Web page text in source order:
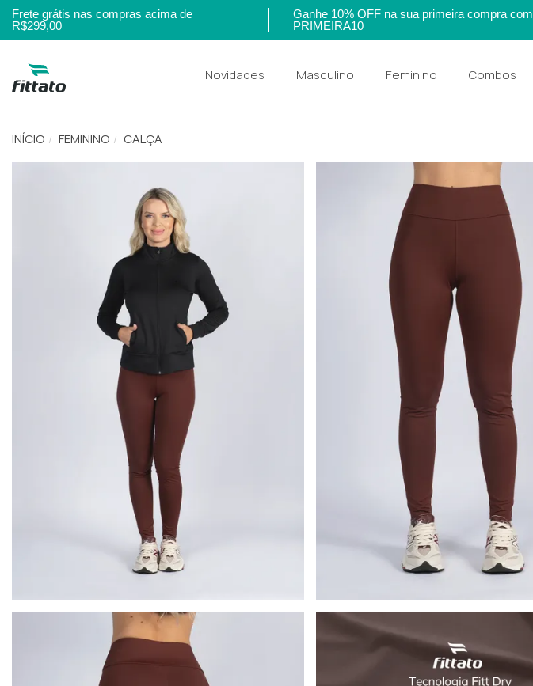
Frete grátis nas compras acima de
R$299,00
Ganhe 10% OFF na sua primeira compra
PRIMEIRA10
Novidades Masculino Feminino Combos
INÍCIO FEMININO
CALÇA